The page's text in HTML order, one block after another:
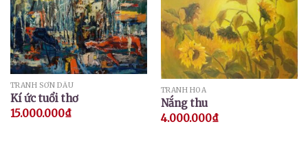
TRANH SƠN DẦU
Kí ức tuổi thơ
15.000.000₫
TRANH HOA
Nắng thu
4.000.000₫